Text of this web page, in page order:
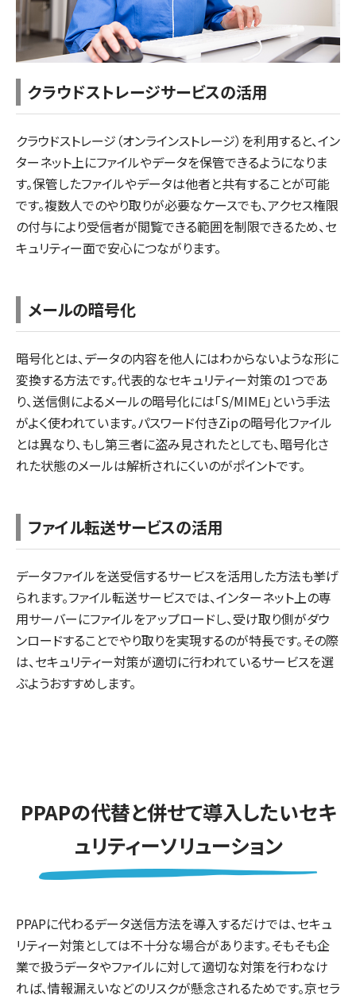
クラウドストレージサービスの活用
クラウドストレージ（オンラインストレージ）を利用すると、イン
ターネット上にファイルやデータを保管できるようになりま
す。保管したファイルやデータは他者と共有することが可能
です。複数人でのやり取りが必要なケースでも、アクセス権限
の付与により受信者が閲覧できる範囲を制限できるため、セ
キュリティー面で安心につながります。
メールの暗号化
暗号化とは、データの内容を他人にはわからないような形に
変換する方法です。代表的なセキュリティー対策の1つであ
り、送信側によるメールの暗号化には「S/MIME」という手法
がよく使われています。パスワード付きZipの暗号化ファイル
とは異なり、もし第三者に盗み見されたとしても、暗号化さ
れた状態のメールは解析されにくいのがポイントです。
ファイル転送サービスの活用
データファイルを送受信するサービスを活用した方法も挙げ
られます。ファイル転送サービスでは、インターネット上の専
用サーバーにファイルをアップロードし、受け取り側がダウ
ンロードすることでやり取りを実現するのが特長です。その際
は、セキュリティー対策が適切に行われているサービスを選
ぶようおすすめします。
PPAPの代替と併せて導入したいセキ
ュリティーソリューション
PPAPに代わるデータ送信方法を導入するだけでは、セキュ
リティー対策としては不十分な場合があります。そもそも企
業で扱うデータやファイルに対して適切な対策を行わなけ
れば、情報漏えいなどのリスクが懸念されるためです。京セラ